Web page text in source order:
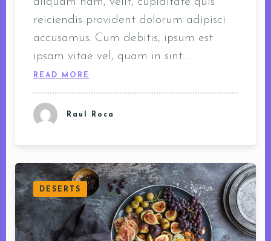
reiciendis provident dolorum adipisci
accusamus. Cum debitis, ipsum est
ipsam vitae vel, quam in sint…
READ MORE
Raul Roca
DESERTS